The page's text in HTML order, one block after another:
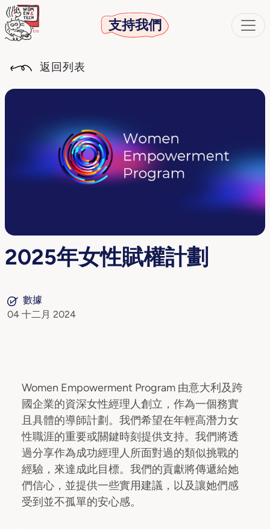
支持我們
返回列表
2025年女性賦權計劃
數據
04 十二月 2024
Women Empowerment Program 由意大利及跨
國企業的資深女性經理人創立，作為一個務實
且具體的導師計劃。我們希望在年輕高潛力女
性職涯的重要或關鍵時刻提供支持。我們將透
過分享作為成功經理人所面對過的類似挑戰的
經驗，來達成此目標。我們的貢獻將傳遞給她
們信心，並提供一些實用建議，以及讓她們感
受到並不孤單的安心感。